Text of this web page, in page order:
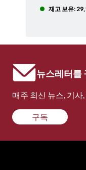
재고 보유:
뉴스레터를
매주 최신 뉴스, 기
구독